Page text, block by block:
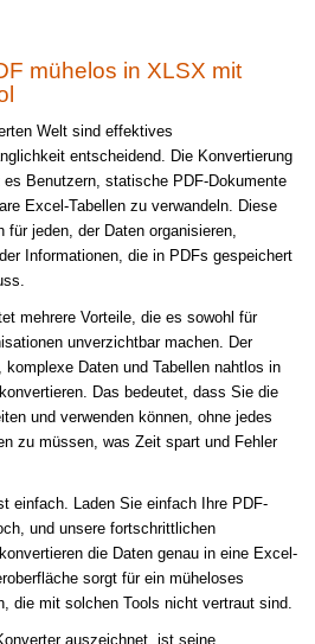
mühelos in XLSX mit
Welt sind effektives
entscheidend. Die Konvertierung
Benutzern, statische PDF-Dokumente
Excel-Tabellen zu verwandeln. Diese
für jeden, der Daten organisieren,
Informationen, die in PDFs gespeichert
mehrere Vorteile, die es sowohl für
unverzichtbar machen. Der
Daten und Tabellen nahtlos in
Das bedeutet, dass Sie die
und verwenden können, ohne jedes
zu müssen, was Zeit spart und Fehler
einfach. Laden Sie einfach Ihre PDF-
und unsere fortschrittlichen
die Daten genau in eine Excel-
sorgt für ein müheloses
die mit solchen Tools nicht vertraut sind.
auszeichnet, ist seine